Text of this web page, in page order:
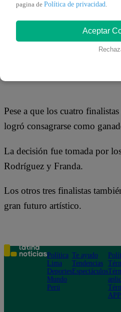
Pese a que los cuatro
logró consagrarse como
La decisión fue tomada por
Rodríguez y Franda.
Los otros tres finalistas
gran futuro artístico.
pagina de Política de privacidad.
Aceptar
Política
Lima
Deportes
Mundo
Perú
Te ayudo
Tendencias
Espectáculos
APP